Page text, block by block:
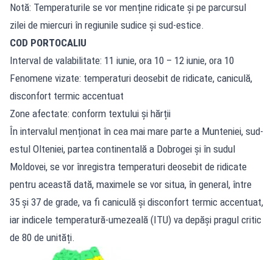
Notă: Temperaturile se vor menține ridicate și pe parcursul
zilei de miercuri în regiunile sudice și sud-estice.
COD PORTOCALIU
Interval de valabilitate: 11 iunie, ora 10 – 12 iunie, ora 10
Fenomene vizate: temperaturi deosebit de ridicate, caniculă,
disconfort termic accentuat
Zone afectate: conform textului și hărții
În intervalul menționat în cea mai mare parte a Munteniei, sud-
estul Olteniei, partea continentală a Dobrogei și în sudul
Moldovei, se vor înregistra temperaturi deosebit de ridicate
pentru această dată, maximele se vor situa, în general, între
35 și 37 de grade, va fi caniculă și disconfort termic accentuat,
iar indicele temperatură-umezeală (ITU) va depăși pragul critic
de 80 de unități.